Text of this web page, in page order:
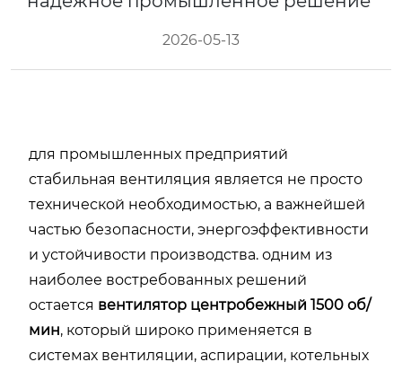
2026-05-13
для промышленных предприятий
стабильная вентиляция является не просто
технической необходимостью, а важнейшей
частью безопасности, энергоэффективности
и устойчивости производства. одним из
наиболее востребованных решений
остается вентилятор центробежный 1500 об/
мин, который широко применяется в
системах вентиляции, аспирации, котельных